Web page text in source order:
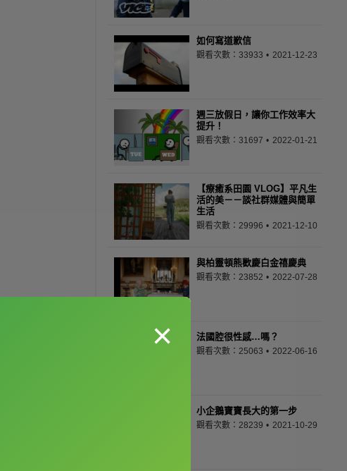
如何寫道歉信
觀看次數：33933 2021-12-23
週三放假日，讓你工作效率大
提升！
觀看次數：31697 2022-01-21
【療癒系田園 VLOG】平凡生
活的美－－談社群媒體與簡單
生活
觀看次數：29996 2021-12-10
與柏靈頓熊歡慶白金禧慶典
觀看次數：23852 2022-07-28
法國腔很性感…嗎？
觀看次數：25063 2022-06-16
小企鵝寶寶長大的第一步
觀看次數：28239 2021-10-29
×